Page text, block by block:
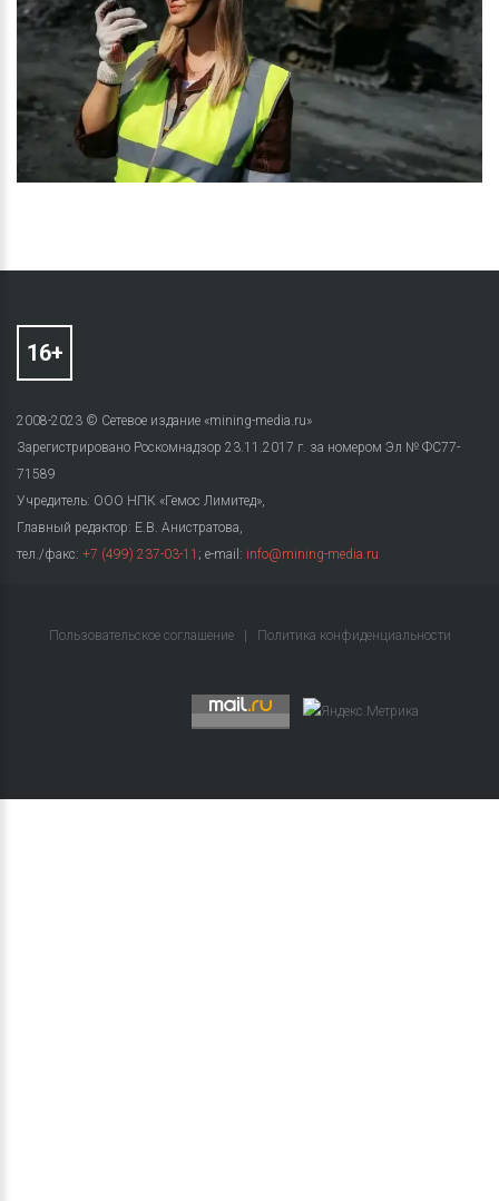
2008-2023 © Сетевое издание «mining-media.ru»
Зарегистрировано Роскомнадзор 23.11.2017 г. за номером Эл № ФС77-
71589
Учредитель: ООО НПК «Гемос Лимитед»,
Главный редактор: Е.В. Анистратова,
тел./факс: +7 (499) 237-03-11 ; e-mail: info@mining-media.ru
Пользовательское соглашение Политика конфиденциальности